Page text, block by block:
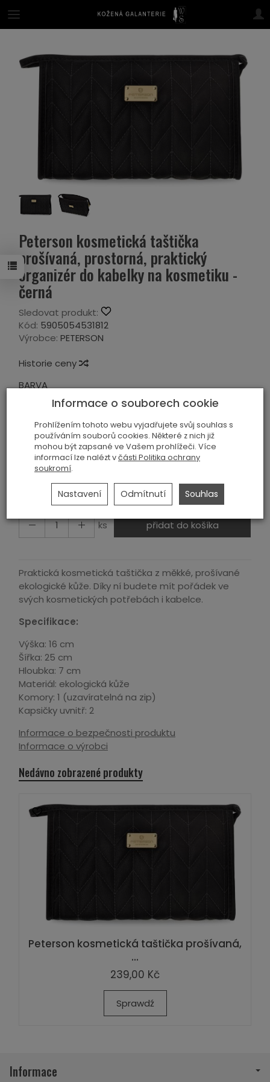
Peterson kosmetická taštička
prošívaná, prostorná, praktický
organizér do kabelky na kosmetiku -
černá
Sledovat produkt:
Kód: 5905054531812
Výrobce: PETERSON
Historie ceny
BARVA
ČERNÝ
MATERIÁL
EKOLOGICKÁ KŮŽE
239,00 Kč
ks přidat do košíka
Praktická kosmetická taštička z měkké, prošívané
ekologické kůže. Díky ní budete mít pořádek ve
svých kosmetických potřebách i kabelce.
Specifikace:
Výška: 16 cm
Šířka: 25 cm
Hloubka: 7 cm
Materiál: ekologická kůže
Komory: 1 (uzavíratelná na zip)
Kapsičky uvnitř: 2
Informace o bezpečnosti produktu
Informace o výrobci
Nedávno zobrazené produkty
Peterson kosmetická taštička prošívaná,
...
239,00 Kč
Sprawdź
Informace
Informace o souborech cookie
Prohlížením tohoto webu vyjadřujete svůj souhlas s
používáním souborů cookies. Některé z nich již
mohou být zapsané ve Vašem prohlížeči. Více
informací lze nalézt včásti Politika ochrany
soukromí.
Nastavení Odmítnutí Souhlas